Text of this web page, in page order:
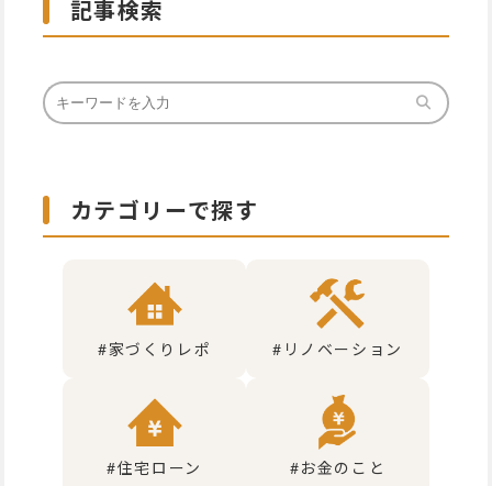
記事検索
カテゴリーで探す
#家づくりレポ #リノベーション
#住宅ローン #お金のこと